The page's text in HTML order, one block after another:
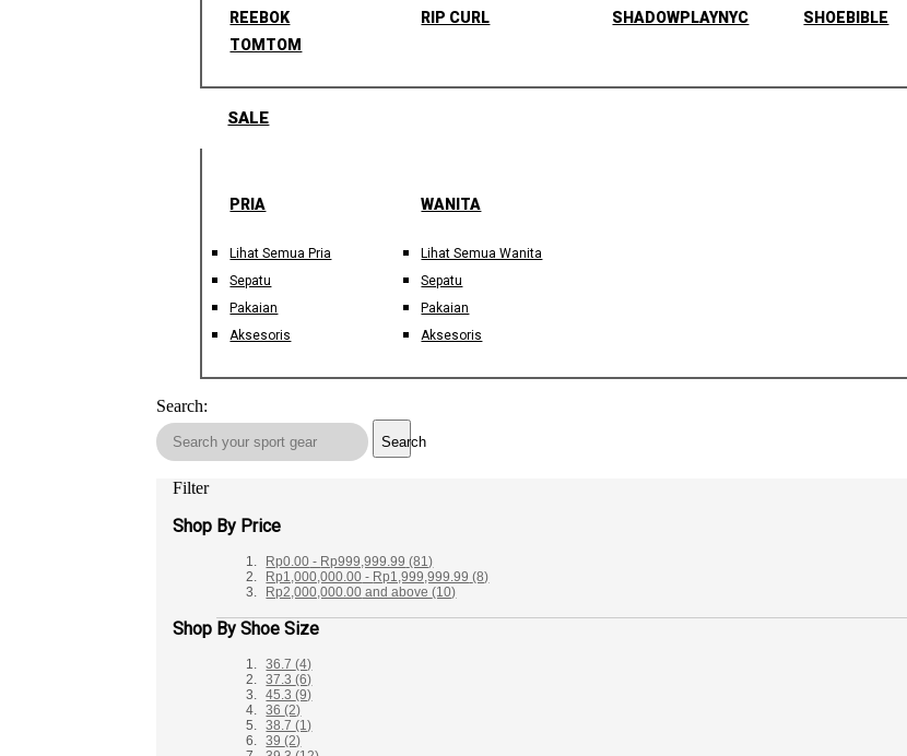
REEBOK
RIP CURL SHADOWPLAYNYC SHOEBIBLE
TOMTOM
SALE
PRIA
Lihat Semua Pria
Sepatu
Pakaian
Aksesoris
WANITA
Lihat Semua Wanita
Sepatu
Pakaian
Aksesoris
Search:
Search
Filter
Shop By Price
Rp0.00 - Rp999,999.99 (81)
Rp1,000,000.00 - Rp1,999,999.99 (8)
Rp2,000,000.00 and above(10)
Shop By Shoe Size
36.7(4)
37.3(6)
45.3(9)
36(2)
38.7(1)
39(2)